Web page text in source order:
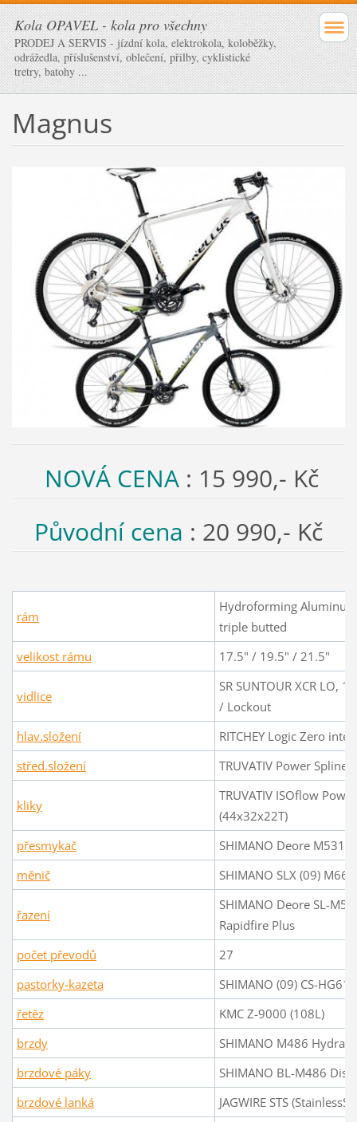
Kola OPAVEL - kola pro všechny
PRODEJ A SERVIS - jízdní kola, elektrokola, koloběžky,
odrážedla, příslušenství, oblečení, přilby, cyklistické
tretry, batohy ...
Magnus
NOVÁ CENA : 15 990,- Kč
Původní cena : 20 990,- Kč
rám
Hydroforming
triple butted
velikost rámu
17.5" / 19.5" / 21.5"
vidlice
SR SUNTOUR XCR LO,
/ Lockout
hlav.složení
RITCHEY Logic Zero
střed.složení
TRUVATIV Power Spline
kliky
TRUVATIV ISOflow
(44x32x22T)
přesmykač
SHIMANO Deore M531
měnič
SHIMANO SLX (09) M662
řazení
SHIMANO Deore SL-
Rapidfire Plus
počet převodů
27
pastorky-kazeta
SHIMANO (09) CS-
řetěz
KMC Z-9000 (108L)
brzdy
SHIMANO M486
brzdové páky
SHIMANO BL-M486 Disc
brzdové lanká
JAGWIRE STS